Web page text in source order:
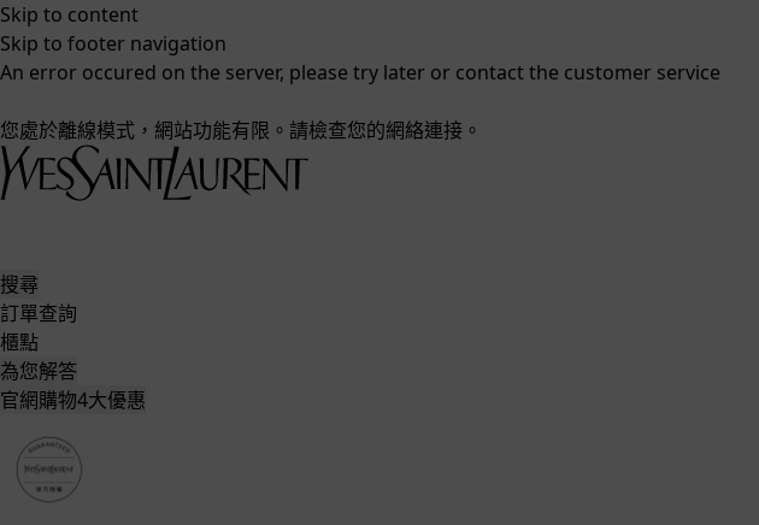
Skip to content
Skip to footer navigation
An error occured on the server, please try later or contact the customer service
您處於離線模式，網站功能有限。請檢查您的網絡連接。
搜尋
訂單查詢
櫃點
為您解答
官網購物4大優惠